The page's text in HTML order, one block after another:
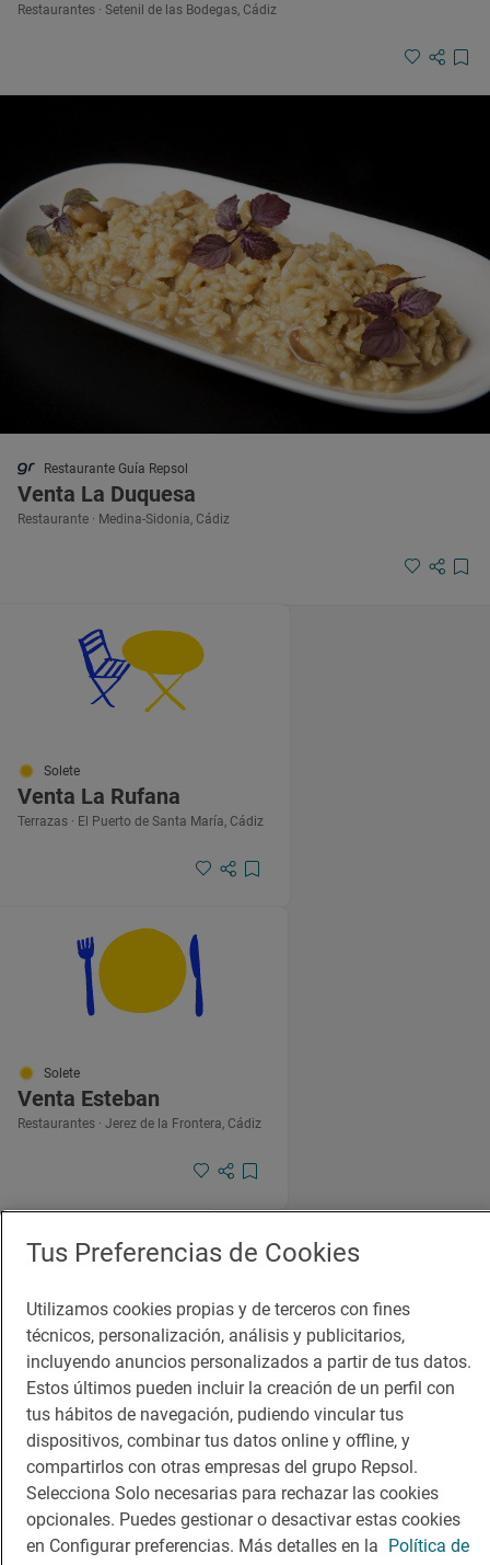
Restaurantes · Setenil de las Bodegas, Cádiz
Restaurante Guía Repsol
Venta La Duquesa
Restaurante · Medina-Sidonia, Cádiz
Solete
Venta La Rufana
Terrazas · El Puerto de Santa María, Cádiz
Solete
Venta Esteban
Restaurantes · Jerez de la Frontera, Cádiz
Solete
Venta El Soldao
Bares · Medina-Sidonia, Cádiz
Tus Preferencias de Cookies
Utilizamos cookies propias y de terceros con fines
técnicos, personalización, análisis y publicitarios,
incluyendo anuncios personalizados a partir de tus datos.
Estos últimos pueden incluir la creación de un perfil con
tus hábitos de navegación, pudiendo vincular tus
dispositivos, combinar tus datos online y offline, y
compartirlos con otras empresas del grupo Repsol.
Selecciona Solo necesarias para rechazar las cookies
opcionales. Puedes gestionar o desactivar estas cookies
en Configurar preferencias. Más detalles en la Política de